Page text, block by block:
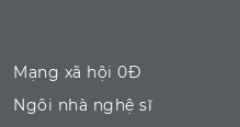
Mạng xã hội 0Đ
Ngôi nhà nghệ sĩ